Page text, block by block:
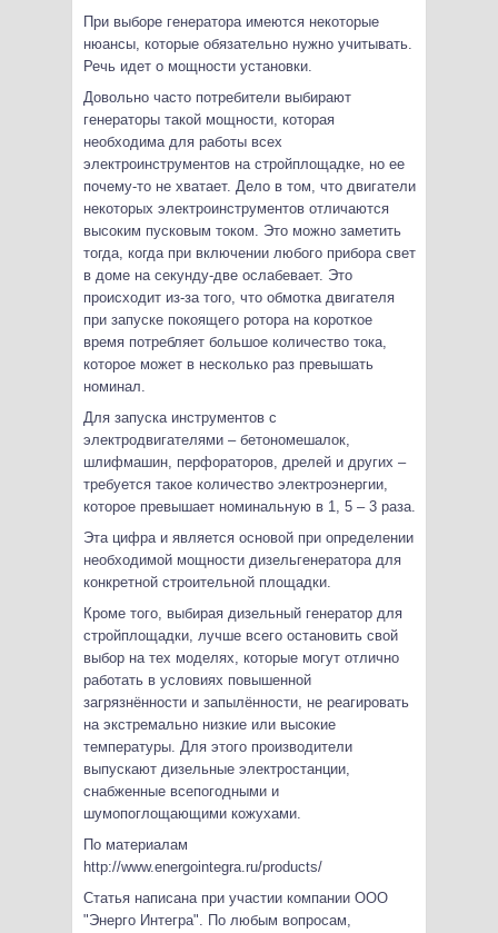
При выборе генератора имеются некоторые
нюансы, которые обязательно нужно учитывать.
Речь идет о мощности установки.
Довольно часто потребители выбирают
генераторы такой мощности, которая
необходима для работы всех
электроинструментов на стройплощадке, но ее
почему-то не хватает. Дело в том, что двигатели
некоторых электроинструментов отличаются
высоким пусковым током. Это можно заметить
тогда, когда при включении любого прибора свет
в доме на секунду-две ослабевает. Это
происходит из-за того, что обмотка двигателя
при запуске покоящего ротора на короткое
время потребляет большое количество тока,
которое может в несколько раз превышать
номинал.
Для запуска инструментов с
электродвигателями – бетономешалок,
шлифмашин, перфораторов, дрелей и других –
требуется такое количество электроэнергии,
которое превышает номинальную в 1, 5 – 3 раза.
Эта цифра и является основой при определении
необходимой мощности дизельгенератора для
конкретной строительной площадки.
Кроме того, выбирая дизельный генератор для
стройплощадки, лучше всего остановить свой
выбор на тех моделях, которые могут отлично
работать в условиях повышенной
загрязнённости и запылённости, не реагировать
на экстремально низкие или высокие
температуры. Для этого производители
выпускают дизельные электростанции,
снабженные всепогодными и
шумопоглощающими кожухами.
По материалам
http://www.energointegra.ru/products/
Статья написана при участии компании ООО
"Энерго Интегра". По любым вопросам,